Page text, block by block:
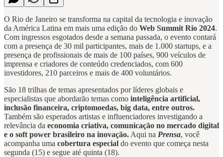
O Rio de Janeiro se transforma na capital da tecnologia e inovação
da América Latina em mais uma edição do Web Summit Rio 2024.
Com ingressos esgotados desde a semana passada, o evento contará
com a presença de 30 mil participantes, mais de 1.000 startups, e a
presença de profissionais de mais de 100 países, 900 veículos de
imprensa e criadores de conteúdo credenciados, com 600
investidores, 210 parceiros e mais de 400 voluntários.
São 18 trilhas de temas apresentados por líderes globais e
especialistas que abordarão temas como inteligência artificial,
inclusão financeira, criptomoedas, big data, entre outros.
Também são esperados artistas e influenciadores investigando a
relevância da economia criativa, comunicação no mercado digital
e o soft power brasileiro na inovação. Aqui na Prensa, você
acompanha uma cobertura especial do evento que começa nesta
segunda (15) e segue até quinta (18).